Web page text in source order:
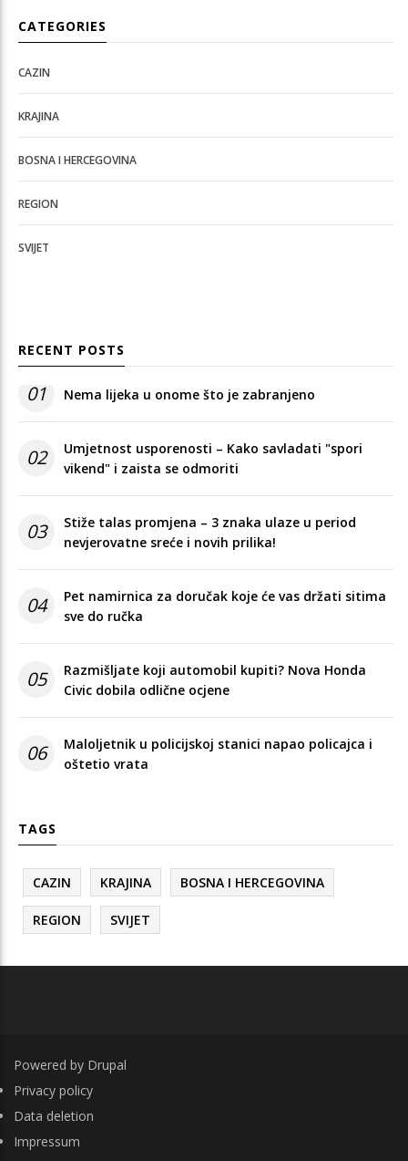
CATEGORIES
CAZIN
KRAJINA
BOSNA I HERCEGOVINA
REGION
SVIJET
RECENT POSTS
01 Nema lijeka u onome što je zabranjeno
02
Umjetnost usporenosti – Kako savladati "spori
vikend" i zaista se odmoriti
03
Stiže talas promjena – 3 znaka ulaze u period
nevjerovatne sreće i novih prilika!
04
Pet namirnica za doručak koje će vas držati sitima
sve do ručka
05
Razmišljate koji automobil kupiti? Nova Honda
Civic dobila odlične ocjene
06
Maloljetnik u policijskoj stanici napao policajca i
oštetio vrata
TAGS
CAZIN KRAJINA BOSNA I HERCEGOVINA
REGION SVIJET
Powered by Drupal
FOOTER
Privacy policy
Data deletion
Impressum